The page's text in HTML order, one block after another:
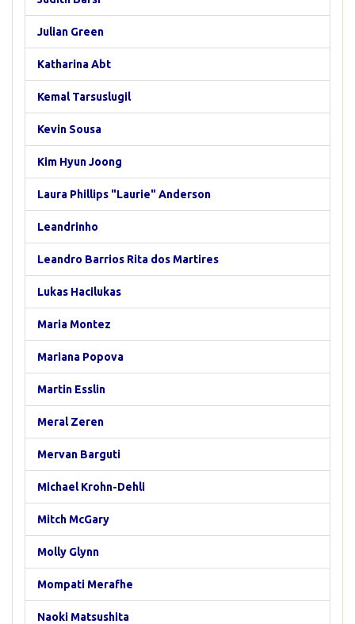
Julian Green
Katharina Abt
Kemal Tarsuslugil
Kevin Sousa
Kim Hyun Joong
Laura Phillips "Laurie" Anderson
Leandrinho
Leandro Barrios Rita dos Martires
Lukas Hacilukas
Maria Montez
Mariana Popova
Martin Esslin
Meral Zeren
Mervan Barguti
Michael Krohn-Dehli
Mitch McGary
Molly Glynn
Mompati Merafhe
Naoki Matsushita